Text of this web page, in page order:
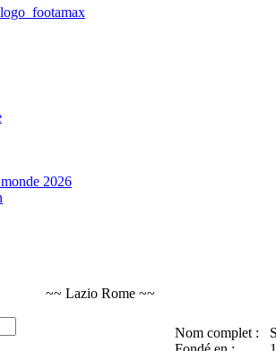
2026
~~ Lazio Rome ~~
Nom complet :